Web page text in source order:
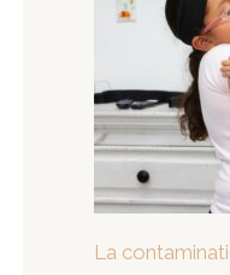
La